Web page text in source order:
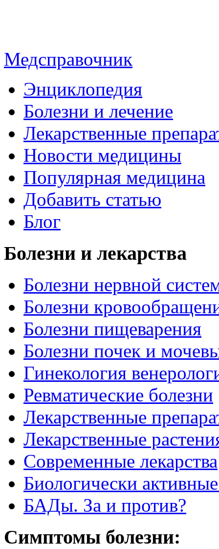
Медсправочник
Энциклопедия
Болезни и лечение
Лекарственные
Новости медицины
Популярная медицина
Добавить статью
Блог
Болезни и лекарства
Болезни нервной
Болезни
Болезни пищеварения
Болезни почек и
Гинекология
Ревматические болезни
Лекарственные
Лекарственные
Современные лекарства
Биологически
БАДы. За и против?
Симптомы болезни: